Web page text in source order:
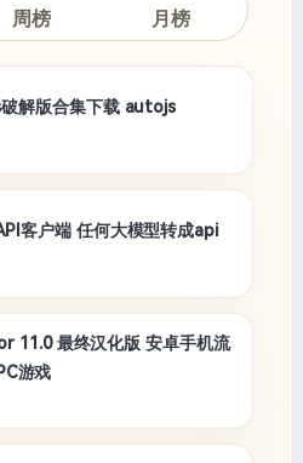
周榜 月榜
解版合集下载 autojs
客户端 任何大模型转成api
11.0 最终汉化版 安卓手机流
游戏